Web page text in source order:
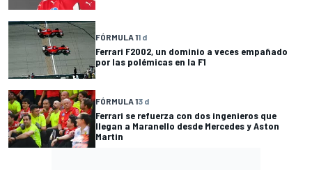
FÓRMULA 11 d
Ferrari F2002, un dominio a veces empañado
por las polémicas en la F1
FÓRMULA 13 d
Ferrari se refuerza con dos ingenieros que
llegan a Maranello desde Mercedes y Aston
Martin